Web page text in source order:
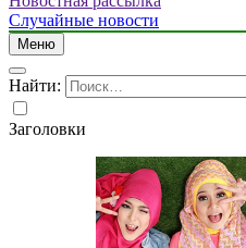
Случайные новости
Меню
Найти:
Заголовки